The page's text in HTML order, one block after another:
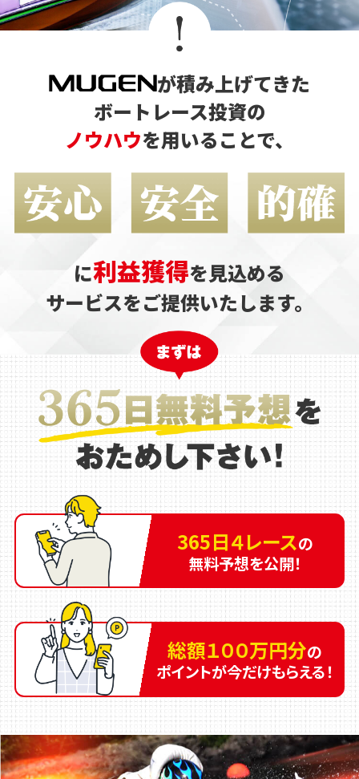
が積み上げてきた
ボートレース投資の
ノウハウを用いることで、
に利益獲得を見込める
サービスをご提供いたします。
365日４レースの
無料予想を公開！
総額１００万円分の
ポイントが今だけもらえる！